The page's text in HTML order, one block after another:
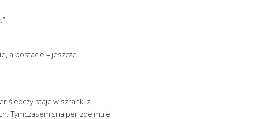
a postacie – jeszcze
śledczy staje w szranki z
Tymczasem snajper zdejmuje